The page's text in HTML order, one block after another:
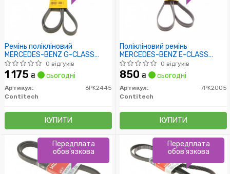
Ремінь полікліновий
MERCEDES-BENZ G-CLASS
(W463) G 55 AMG 08/06- (Пр-
во ContiTech)
0 відгуків
1 175 ₴ сьогодні
Артикул:
6PK2445
Contitech
КУПИТИ
Полікліновий ремінь
MERCEDES-BENZ E-CLASS
(W212) (Пр-во Contitech)
0 відгуків
850 ₴ сьогодні
Артикул:
7PK2005
Contitech
КУПИТИ
Передплата
обов'язкова
Передплата
обов'язкова